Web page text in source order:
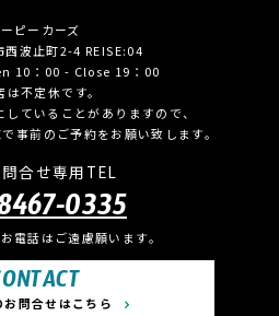
ピーカーズ
西波止町2-4 REISE:04
10：00 - Close 19：00
不定休です。
ていることがありますので、
事前のご予約をお願い致します。
合せ専用TEL
0335
電話はご遠慮願います。
お問合せはこちら